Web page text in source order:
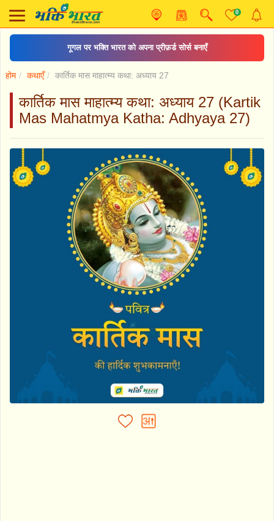
0
गूगल पर भक्ति भारत को अपना प्रीफ़र्ड सोर्स बनाएँ
होम कथाएँ कार्तिक मास माहात्म्य कथा: अध्याय 27
कार्तिक मास माहात्म्य कथा: अध्याय 27 (Kartik
Mas Mahatmya Katha: Adhyaya 27)